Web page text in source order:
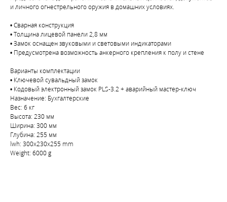
и личного огнестрельного оружия в домашних условиях.
• Сварная конструкция
• Толщина лицевой панели 2,8 мм
• Замок оснащен звуковыми и световыми индикаторами
• Предусмотрена возможность анкерного крепления к полу и стене
Варианты комплектации
• Ключевой сувальдный замок
• Кодовый электронный замок PLS-3.2 + аварийный мастер-ключ
Назначение: Бухгалтерские
Вес: 6 кг
Высота: 230 мм
Ширина: 300 мм
Глубина: 255 мм
lwh: 300x230x255 mm
Weight: 6000 g